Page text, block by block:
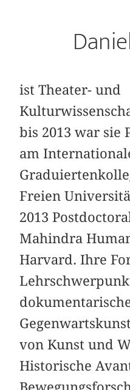
ist Theater- und
bis 2013 war sie
am
Freien
2013
Mahindra
Harvard. Ihre
von Kunst und
Historische